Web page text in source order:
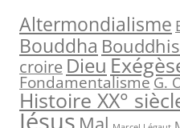
r
c
h
e
r
Altermondialisme
Bouddha
croire Dieu
Fondamentalisme G.
Histoire XX°
Jésus